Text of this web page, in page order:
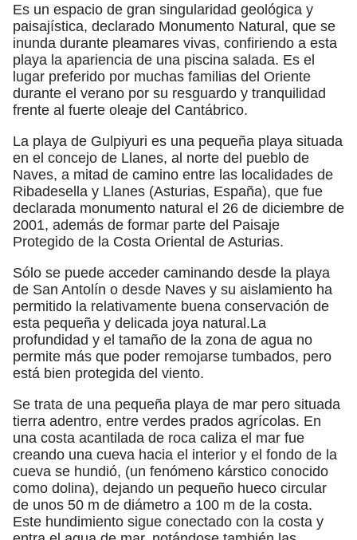
Es un espacio de gran singularidad geológica y
paisajística, declarado Monumento Natural, que se
inunda durante pleamares vivas, confiriendo a esta
playa la apariencia de una piscina salada. Es el
lugar preferido por muchas familias del Oriente
durante el verano por su resguardo y tranquilidad
frente al fuerte oleaje del Cantábrico.
La playa de Gulpiyuri es una pequeña playa situada
en el concejo de Llanes, al norte del pueblo de
Naves, a mitad de camino entre las localidades de
Ribadesella y Llanes (Asturias, España), que fue
declarada monumento natural el 26 de diciembre de
2001, además de formar parte del Paisaje
Protegido de la Costa Oriental de Asturias.
Sólo se puede acceder caminando desde la playa
de San Antolín o desde Naves y su aislamiento ha
permitido la relativamente buena conservación de
esta pequeña y delicada joya natural.​La
profundidad y el tamaño de la zona de agua no
permite más que poder remojarse tumbados, pero
está bien protegida del viento.
Se trata de una pequeña playa de mar pero situada
tierra adentro, entre verdes prados agrícolas. En
una costa acantilada de roca caliza el mar fue
creando una cueva hacia el interior y el fondo de la
cueva se hundió, (un fenómeno kárstico conocido
como dolina), dejando un pequeño hueco circular
de unos 50 m de diámetro a 100 m de la costa.
Este hundimiento sigue conectado con la costa y